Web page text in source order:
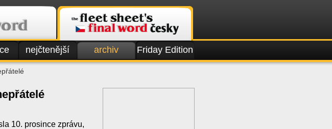
nejčtenější archiv Friday Edition
10. prosince zprávu,